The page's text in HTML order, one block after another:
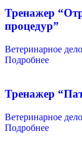
Тренажер
процедур”
Ветеринарное дело
Подробнее
Тренажер
Ветеринарное дело
Подробнее